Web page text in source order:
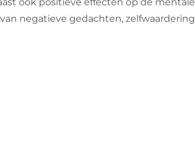
negatieve gedachten, zelfwaardering